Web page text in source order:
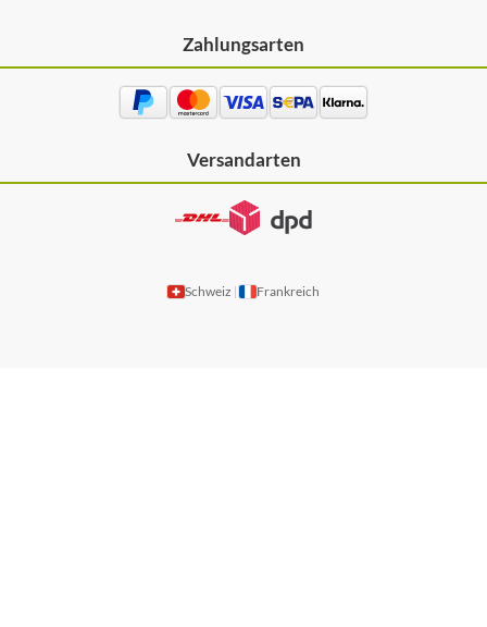
Zahlungsarten
Versandarten
Schweiz Frankreich